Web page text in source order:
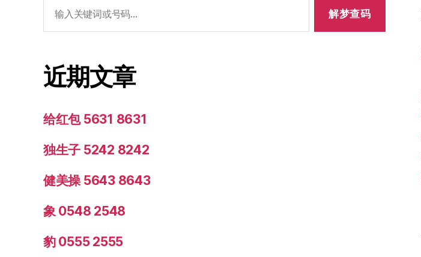
索：
近期文章
给红包 5631 8631
独生子 5242 8242
健美操 5643 8643
象 0548 2548
豹 0555 2555